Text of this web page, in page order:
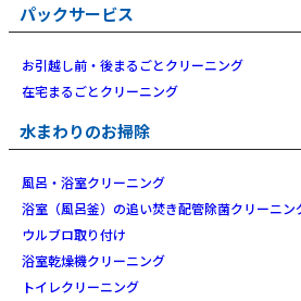
パックサービス
お引越し前・後まるごとクリーニング
在宅まるごとクリーニング
水まわりのお掃除
風呂・浴室クリーニング
浴室（風呂釜）の追い焚き配管除菌クリーニン
ウルブロ取り付け
浴室乾燥機クリーニング
トイレクリーニング